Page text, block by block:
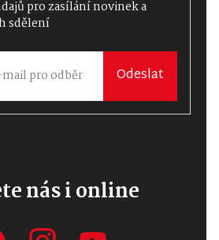
pro zasílání novinek a
sdělení
Odeslat
nás i online